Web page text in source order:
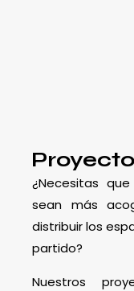
¿Necesitas
sean más
distribuir los
partido?
Nuestros